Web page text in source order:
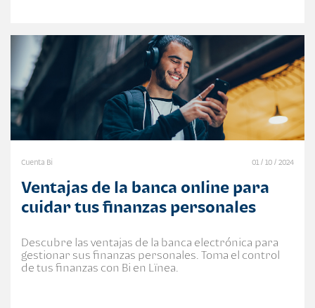
Cuenta Bi 01 / 10 / 2024
Ventajas de la banca online para
cuidar tus finanzas personales
Descubre las ventajas de la banca electrónica para
gestionar sus finanzas personales. Toma el control
de tus finanzas con Bi en Lïnea.